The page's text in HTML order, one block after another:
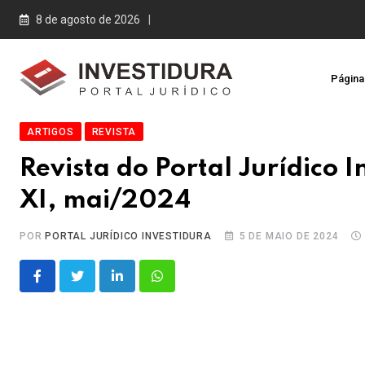
Skip
8 de agosto de 2026
ARTIGOS REVISTA
Revista do Portal Jurídico
XI, mai/2024
PORPORTAL JURÍDICO INVESTIDURA 5 DE MAIO DE 2024
LinkedInWhatsapp